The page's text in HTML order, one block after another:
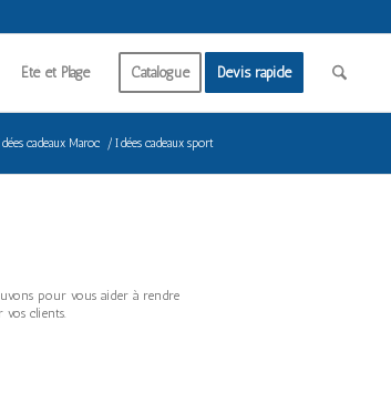
Été et Plage Catalogue Devis rapide
cadeaux Maroc / Idées cadeaux sport
pour vous aider à rendre
clients.